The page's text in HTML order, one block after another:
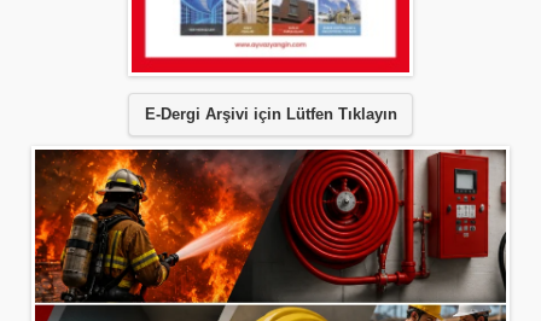
E-Dergi Arşivi için Lütfen Tıklayın